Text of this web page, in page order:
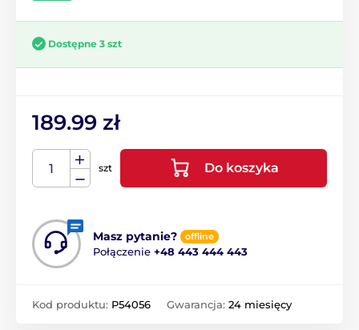
Dostępne 3 szt
189.99 zł
szt Do koszyka
Masz pytanie? offline
Połączenie +48 443 444 443
Kod produktu: P54056 Gwarancja: 24 miesięcy